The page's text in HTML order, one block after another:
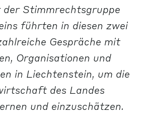
Stimmrechtsgruppe
führten in diesen zwei
Gespräche mit
Organisationen und
in Liechtenstein, um die
des Landes
und einzuschätzen.